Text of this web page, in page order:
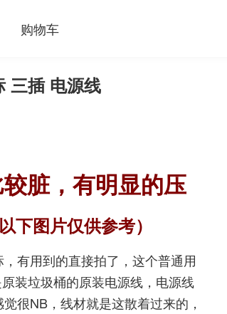
购物车
三插 电源线
脏，有明显的压
以下图片仅供参考）
有用到的直接拍了，这个普通用
装垃圾桶的原装电源线，电源线
很NB，线材就是这散着过来的，